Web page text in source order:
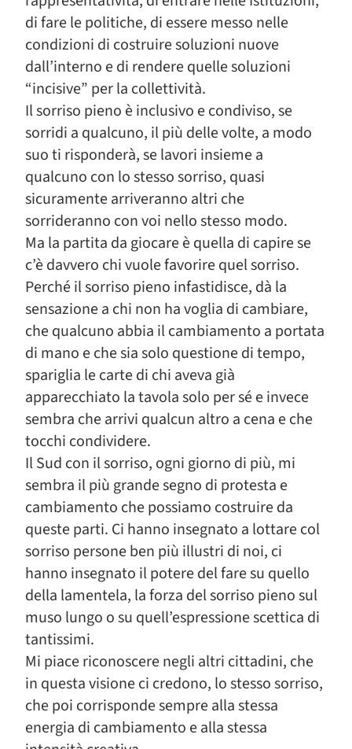
di fare le politiche, di essere messo nelle
condizioni di costruire soluzioni nuove
dall’interno e di rendere quelle soluzioni
“incisive” per la collettività.
Il sorriso pieno è inclusivo e condiviso, se
sorridi a qualcuno, il più delle volte, a modo
suo ti risponderà, se lavori insieme a
qualcuno con lo stesso sorriso, quasi
sicuramente arriveranno altri che
sorrideranno con voi nello stesso modo.
Ma la partita da giocare è quella di capire se
c’è davvero chi vuole favorire quel sorriso.
Perché il sorriso pieno infastidisce, dà la
sensazione a chi non ha voglia di cambiare,
che qualcuno abbia il cambiamento a portata
di mano e che sia solo questione di tempo,
spariglia le carte di chi aveva già
apparecchiato la tavola solo per sé e invece
sembra che arrivi qualcun altro a cena e che
tocchi condividere.
Il Sud con il sorriso, ogni giorno di più, mi
sembra il più grande segno di protesta e
cambiamento che possiamo costruire da
queste parti. Ci hanno insegnato a lottare col
sorriso persone ben più illustri di noi, ci
hanno insegnato il potere del fare su quello
della lamentela, la forza del sorriso pieno sul
muso lungo o su quell’espressione scettica di
tantissimi.
Mi piace riconoscere negli altri cittadini, che
in questa visione ci credono, lo stesso sorriso,
che poi corrisponde sempre alla stessa
energia di cambiamento e alla stessa